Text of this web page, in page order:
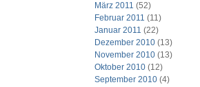
März 2011 (52)
Februar 2011 (11)
Januar 2011 (22)
Dezember 2010(13)
November 2010(13)
Oktober 2010(12)
September 2010(4)